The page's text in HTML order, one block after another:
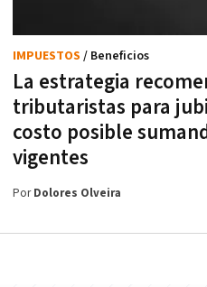
La estrategia
tributaristas para
costo posible
vigentes
IMPUESTOS / Beneficios
PorDolores Olveira